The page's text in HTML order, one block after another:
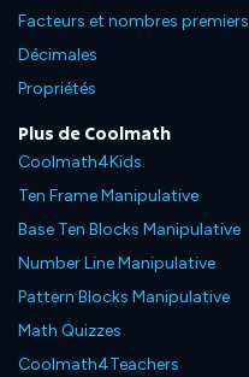
Facteurs et nombres premiers
Décimales
Propriétés
Plus de Coolmath
Coolmath4Kids
Ten Frame Manipulative
Base Ten Blocks Manipulative
Number Line Manipulative
Pattern Blocks Manipulative
Math Quizzes
Coolmath4Teachers